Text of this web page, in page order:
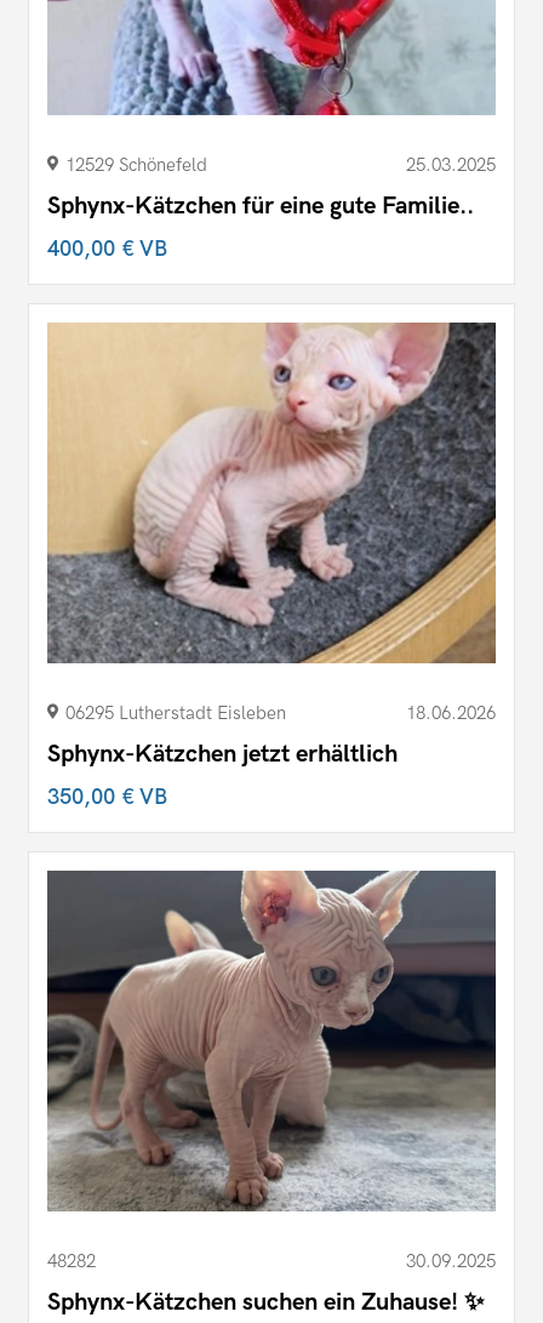
12529 Schönefeld 25.03.2025
Sphynx-Kätzchen für eine gute Familie..
400,00 €VB
06295 Lutherstadt Eisleben 18.06.2026
Sphynx-Kätzchen jetzt erhältlich
350,00 €VB
48282 30.09.2025
Sphynx-Kätzchen suchen ein Zuhause! ✨